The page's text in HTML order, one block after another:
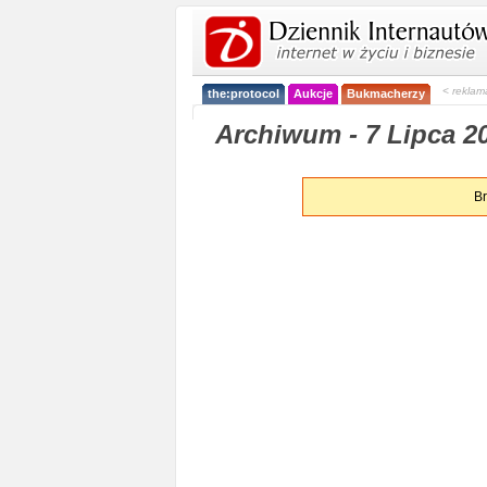
the:protocol Aukcje Bukmacherzy <
Archiwum - 7 Lipca